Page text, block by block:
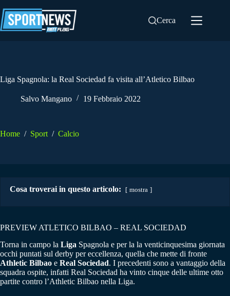
al
contenuto
Cerca
Liga Spagnola: la Real Sociedad fa visita all’Atletico Bilbao
Salvo Mangano 19 Febbraio 2022
Home / Sport / Calcio
Cosa troverai in questo articolo: mostra
PREVIEW ATLETICO BILBAO – REAL SOCIEDAD
Torna in campo la Liga Spagnola e per la la venticinquesima giornata
occhi puntati sul derby per eccellenza, quella che mette di fronte
Athletic Bilbao e Real Sociedad. I precedenti sono a vantaggio della
squadra ospite, infatti Real Sociedad ha vinto cinque delle ultime otto
partite contro l’Athletic Bilbao nella Liga.